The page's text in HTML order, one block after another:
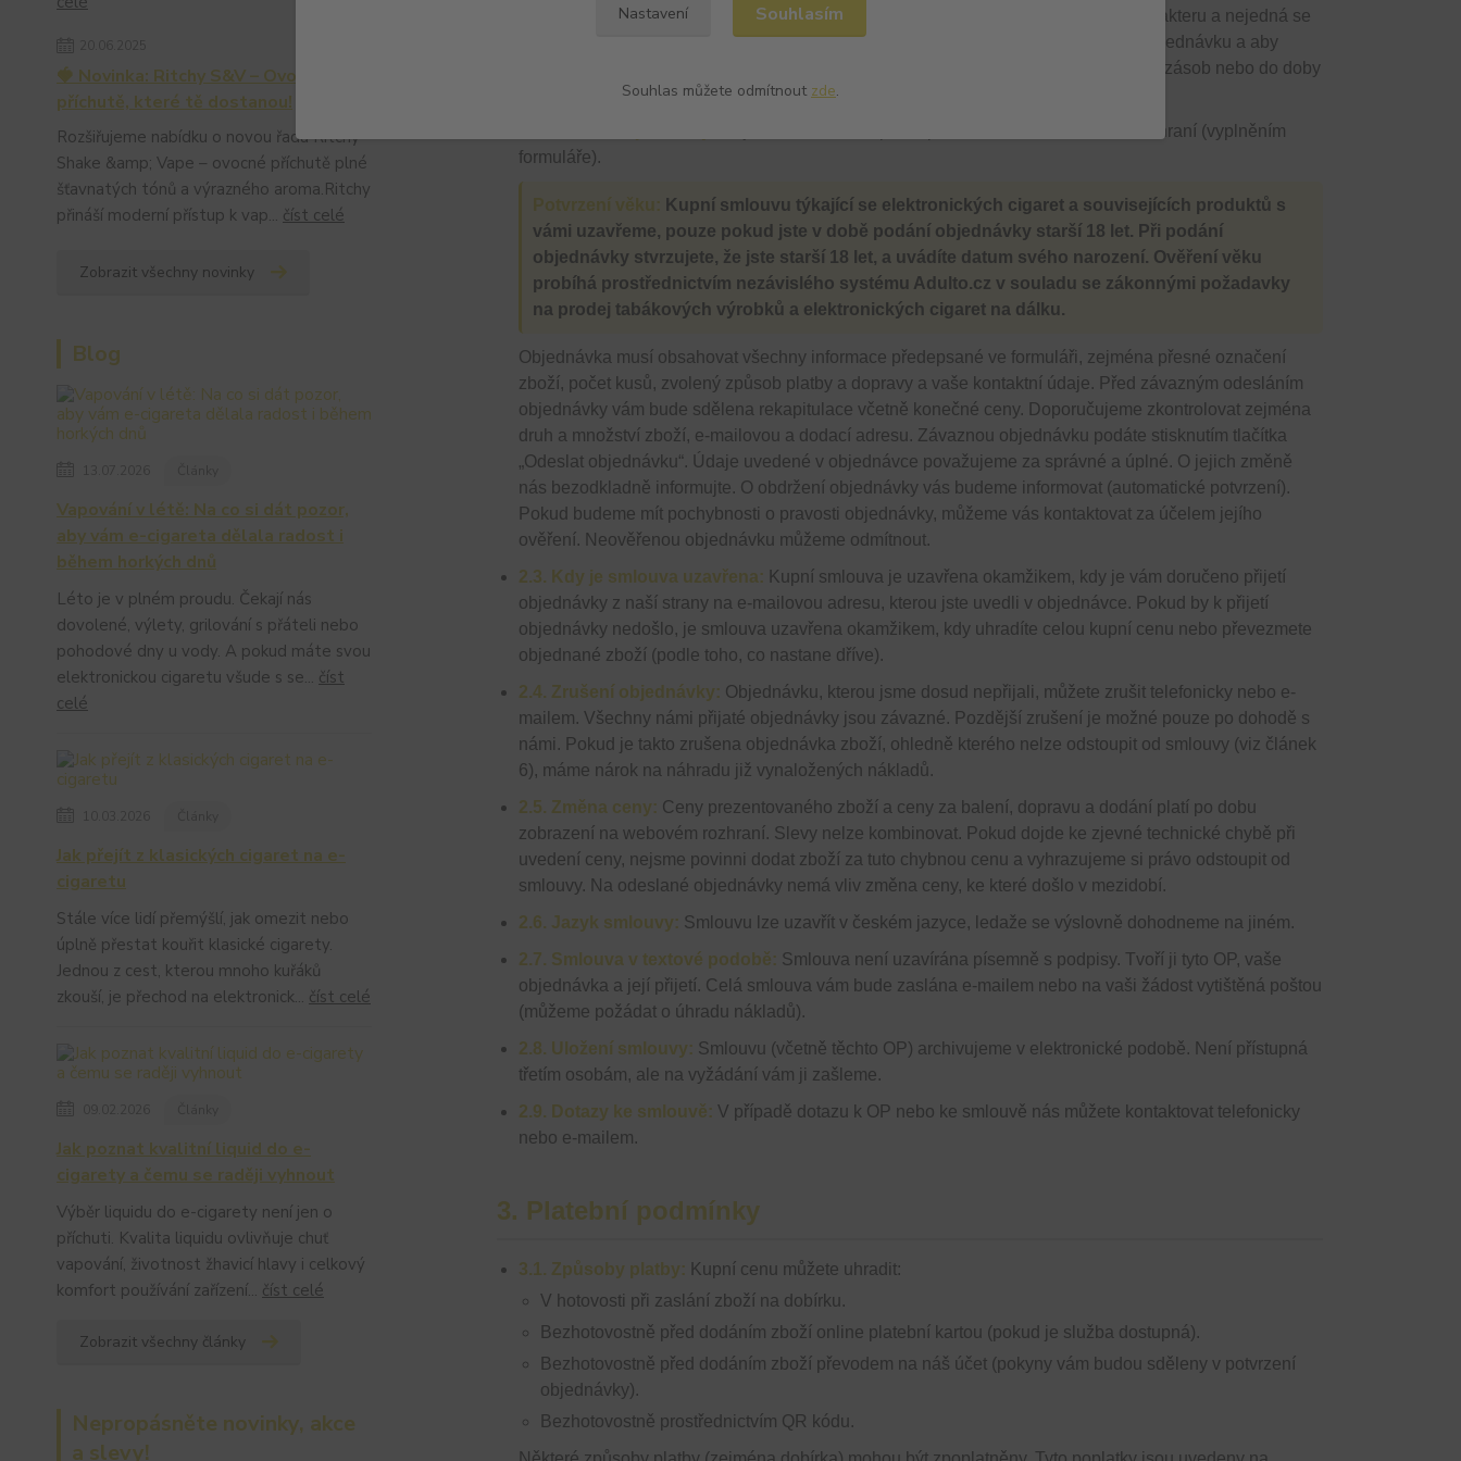
🍓 Novinka: Ritchy S&V – Ovocné
příchutě, které tě dostanou!
Rozšiřujeme nabídku o novou řadu Ritchy
Shake &amp; Vape – ovocné příchutě plné
šťavnatých tónů a výrazného aroma.Ritchy
přináší moderní přístup k vap... číst celé
Zobrazit všechny novinky
Blog
Vapování v létě: Na co si dát pozor,
aby vám e-cigareta dělala radost i
během horkých dnů
Léto je v plném proudu. Čekají nás
dovolené, výlety, grilování s přáteli nebo
pohodové dny u vody. A pokud máte svou
elektronickou cigaretu všude s se... číst
celé
Jak přejít z klasických cigaret na e-
cigaretu
Stále více lidí přemýšlí, jak omezit nebo
úplně přestat kouřit klasické cigarety.
Jednou z cest, kterou mnoho kuřáků
zkouší, je přechod na elektronick... číst celé
Jak poznat kvalitní liquid do e-
cigarety a čemu se raději vyhnout
Výběr liquidu do e-cigarety není jen o
příchuti. Kvalita liquidu ovlivňuje chuť
vapování, životnost žhavicí hlavy i celkový
komfort používání zařízení... číst celé
Zobrazit všechny články
Nepropásněte novinky, akce
a slevy!
2.1. Uzavření smlouvy:
Seznam zboží na webovém rozhraní je informativního charakteru a nejedná se
o náš návrh na uzavření smlouvy. Pro uzavření smlouvy je nutné, abyste odeslali objednávku a aby
došlo k jejímu přijetí z naší strany. Nabídky označené jako „akční“ platí do vyprodání zásob nebo do doby
skončení nabídky.
Objednávku můžete podat prostřednictvím webového rozhraní (vyplněním
formuláře).
Potvrzení věku: Kupní smlouvu týkající se elektronických cigaret a souvisejících produktů s
vámi uzavřeme, pouze pokud jste v době podání objednávky starší 18 let. Při podání
objednávky stvrzujete, že jste starší 18 let, a uvádíte datum svého narození. Ověření věku
probíhá prostřednictvím nezávislého systému Adulto.cz v souladu se zákonnými požadavky
na prodej tabákových výrobků a elektronických cigaret na dálku.
Objednávka musí obsahovat všechny informace předepsané ve formuláři, zejména přesné označení
zboží, počet kusů, zvolený způsob platby a dopravy a vaše kontaktní údaje. Před závazným odesláním
objednávky vám bude sdělena rekapitulace včetně konečné ceny. Doporučujeme zkontrolovat zejména
druh a množství zboží, e-mailovou a dodací adresu. Závaznou objednávku podáte stisknutím tlačítka
„Odeslat objednávku“. Údaje uvedené v objednávce považujeme za správné a úplné. O jejich změně
nás bezodkladně informujte. O obdržení objednávky vás budeme informovat (automatické potvrzení).
Pokud budeme mít pochybnosti o pravosti objednávky, můžeme vás kontaktovat za účelem jejího
ověření. Neověřenou objednávku můžeme odmítnout.
2.3. Kdy je smlouva uzavřena: Kupní smlouva je uzavřena okamžikem, kdy je vám doručeno přijetí
objednávky z naší strany na e-mailovou adresu, kterou jste uvedli v objednávce. Pokud by k přijetí
objednávky nedošlo, je smlouva uzavřena okamžikem, kdy uhradíte celou kupní cenu nebo převezmete
objednané zboží (podle toho, co nastane dříve).
2.4. Zrušení objednávky: Objednávku, kterou jsme dosud nepřijali, můžete zrušit telefonicky nebo e-
mailem. Všechny námi přijaté objednávky jsou závazné. Pozdější zrušení je možné pouze po dohodě s
námi. Pokud je takto zrušena objednávka zboží, ohledně kterého nelze odstoupit od smlouvy (viz článek
6), máme nárok na náhradu již vynaložených nákladů.
2.5. Změna ceny: Ceny prezentovaného zboží a ceny za balení, dopravu a dodání platí po dobu
zobrazení na webovém rozhraní. Slevy nelze kombinovat. Pokud dojde ke zjevné technické chybě při
uvedení ceny, nejsme povinni dodat zboží za tuto chybnou cenu a vyhrazujeme si právo odstoupit od
smlouvy. Na odeslané objednávky nemá vliv změna ceny, ke které došlo v mezidobí.
2.6. Jazyk smlouvy: Smlouvu lze uzavřít v českém jazyce, ledaže se výslovně dohodneme na jiném.
2.7. Smlouva v textové podobě: Smlouva není uzavírána písemně s podpisy. Tvoří ji tyto OP, vaše
objednávka a její přijetí. Celá smlouva vám bude zaslána e-mailem nebo na vaši žádost vytištěná poštou
(můžeme požádat o úhradu nákladů).
2.8. Uložení smlouvy: Smlouvu (včetně těchto OP) archivujeme v elektronické podobě. Není přístupná
třetím osobám, ale na vyžádání vám ji zašleme.
2.9. Dotazy ke smlouvě: V případě dotazu k OP nebo ke smlouvě nás můžete kontaktovat telefonicky
nebo e-mailem.
3. Platební podmínky
3.1. Způsoby platby: Kupní cenu můžete uhradit:
V hotovosti při zaslání zboží na dobírku.
Bezhotovostně před dodáním zboží online platební kartou (pokud je služba dostupná).
Bezhotovostně před dodáním zboží převodem na náš účet (pokyny vám budou sděleny v potvrzení
objednávky).
Bezhotovostně prostřednictvím QR kódu.
Nastavení Souhlasím
Souhlas můžete odmítnout zde.